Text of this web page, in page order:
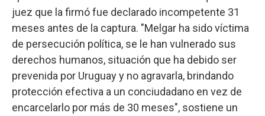
juez que la firmó fue declarado incompetente 31
meses antes de la captura. "Melgar ha sido víctima
de persecución política, se le han vulnerado sus
derechos humanos, situación que ha debido ser
prevenida por Uruguay y no agravarla, brindando
protección efectiva a un conciudadano en vez de
encarcelarlo por más de 30 meses", sostiene un